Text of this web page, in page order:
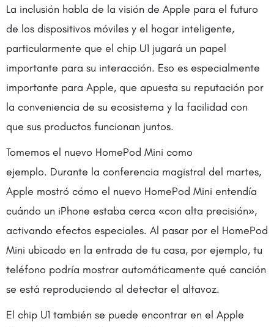
La inclusión habla de la visión de Apple para el futuro
de los dispositivos móviles y el hogar inteligente,
particularmente que el chip U1 jugará un papel
importante para su interacción. Eso es especialmente
importante para Apple, que apuesta su reputación por
la conveniencia de su ecosistema y la facilidad con
que sus productos funcionan juntos.
Tomemos el nuevo HomePod Mini como
ejemplo. Durante la conferencia magistral del martes,
Apple mostró cómo el nuevo HomePod Mini entendía
cuándo un iPhone estaba cerca «con alta precisión»,
activando efectos especiales. Al pasar por el HomePod
Mini ubicado en la entrada de tu casa, por ejemplo, tu
teléfono podría mostrar automáticamente qué canción
se está reproduciendo al detectar el altavoz.
El chip U1 también se puede encontrar en el Apple